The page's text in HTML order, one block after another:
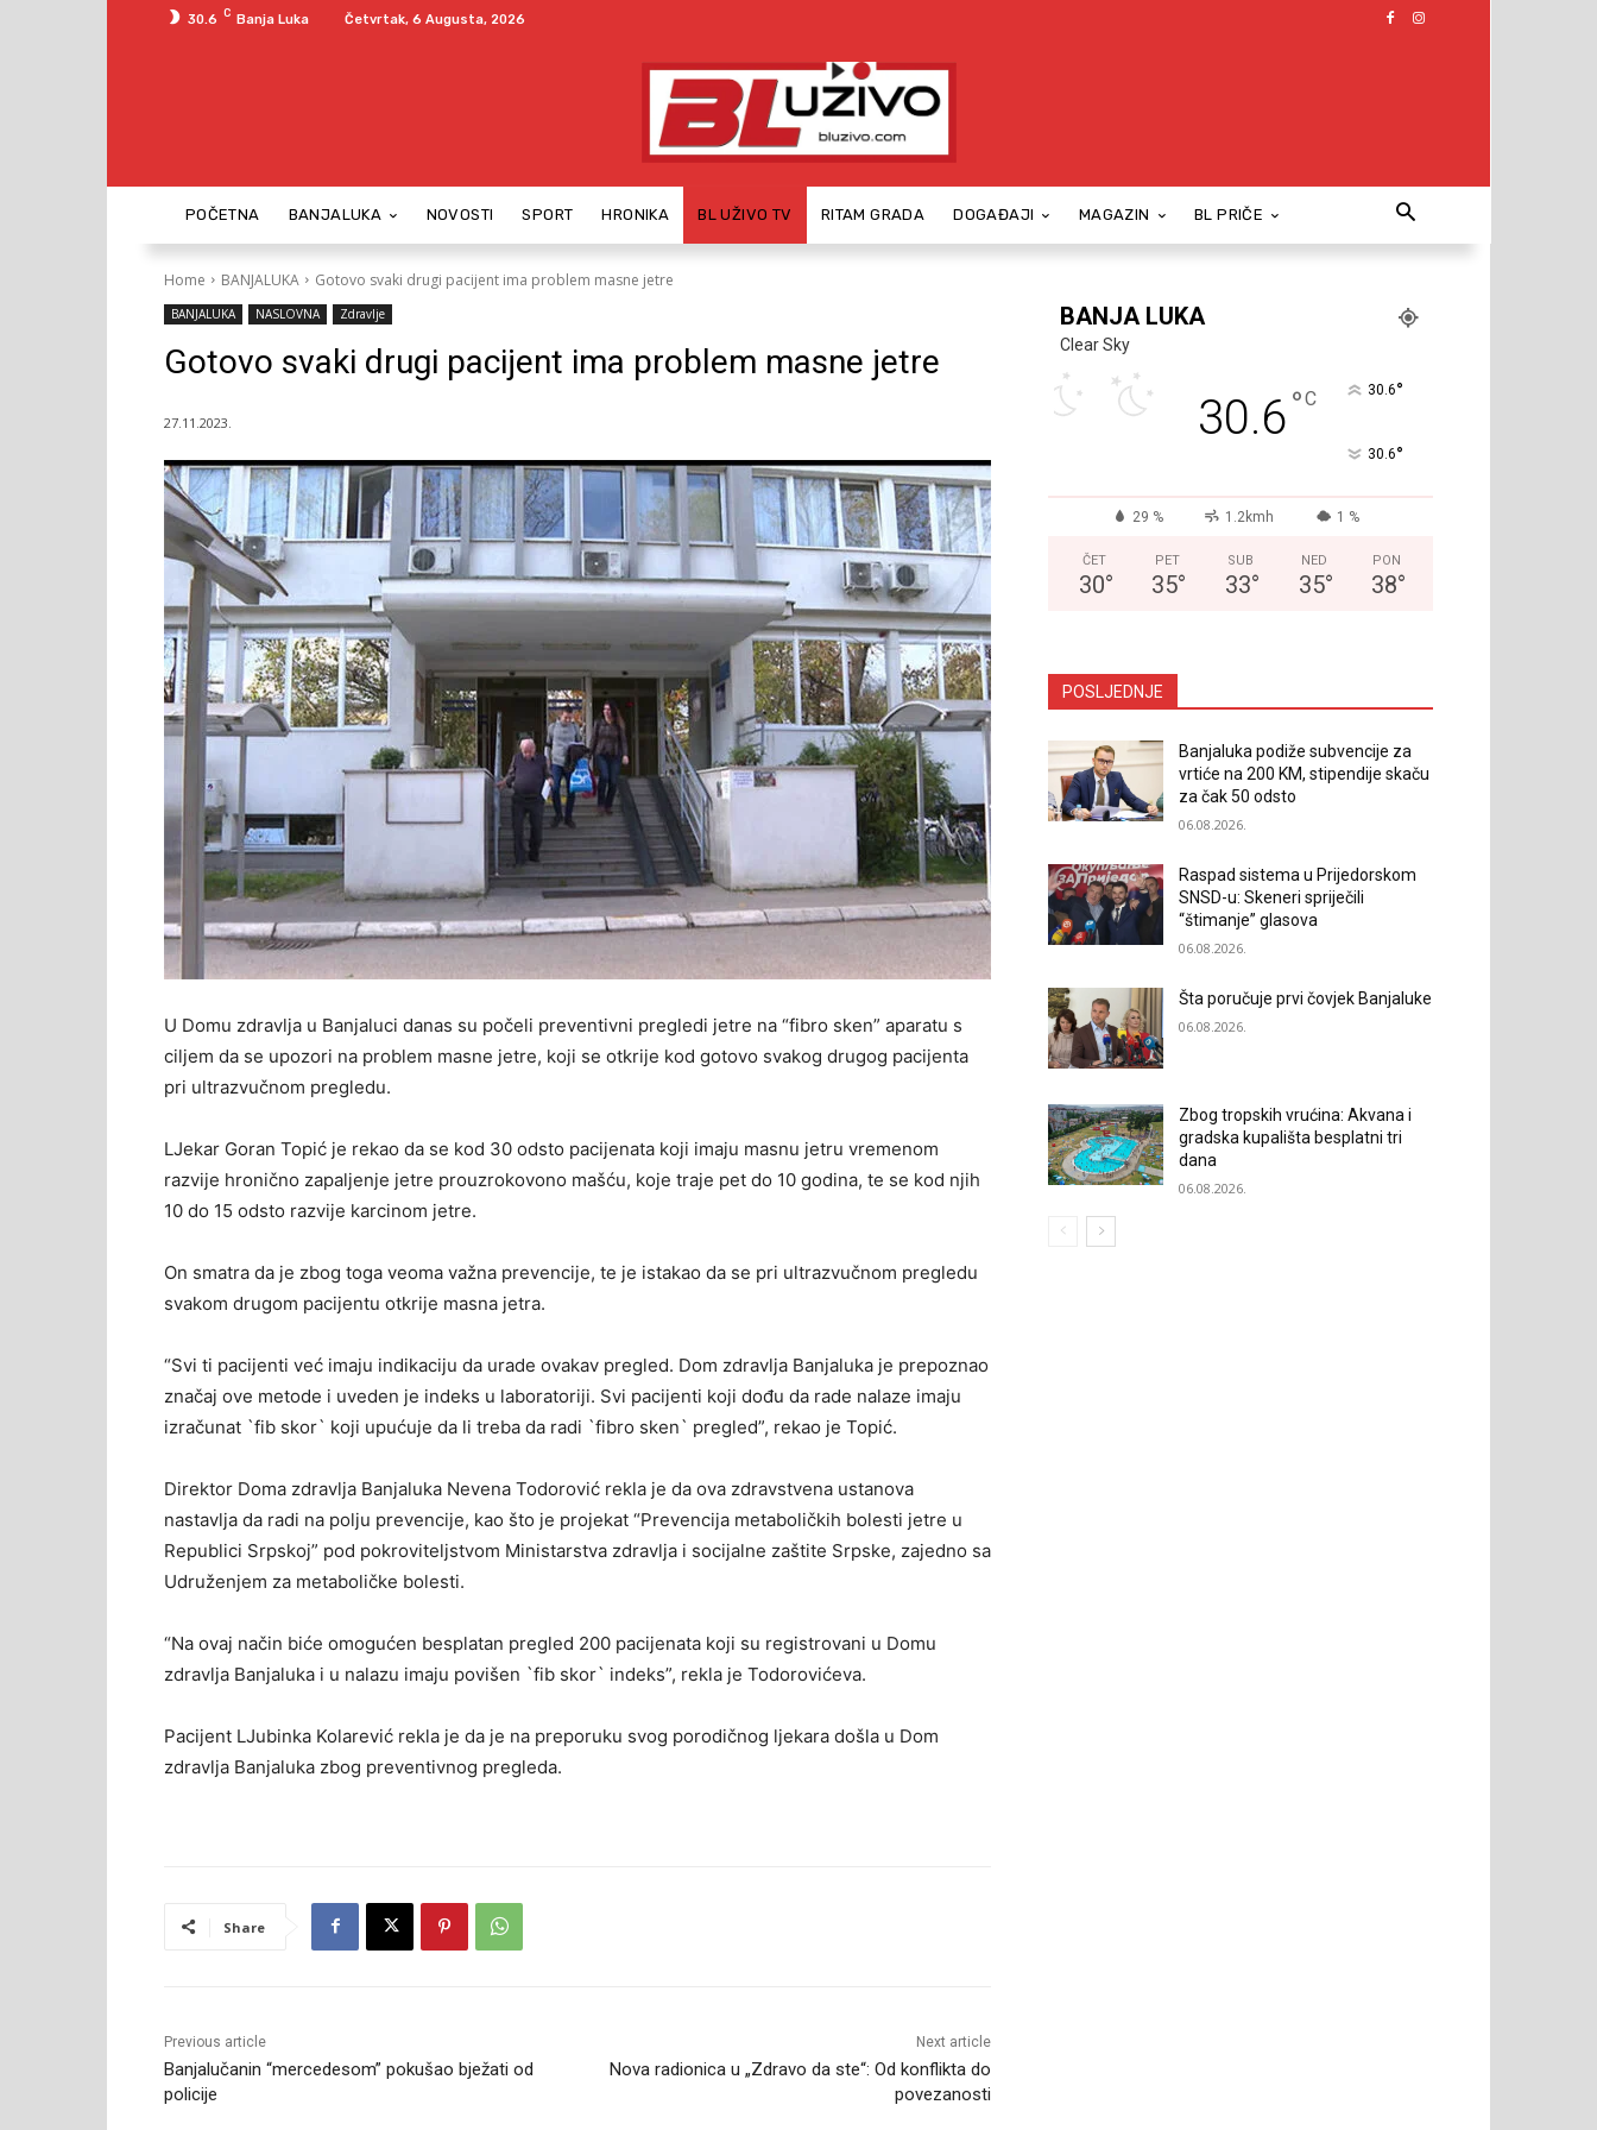
30.6 C Banja Luka Četvrtak, 6 Augusta, 2026
POČETNA BANJALUKA NOVOSTI SPORT HRONIKA BL UŽIVO TV RITAM GRADA DOGAĐAJI MAGAZIN BL PRIČE
Home BANJALUKA Gotovo svaki drugi pacijent ima problem masne jetre
BANJALUKA NASLOVNA Zdravlje
Gotovo svaki drugi pacijent ima problem masne jetre
27.11.2023.
U Domu zdravlja u Banjaluci danas su počeli preventivni pregledi jetre na “fibro sken” aparatu s
ciljem da se upozori na problem masne jetre, koji se otkrije kod gotovo svakog drugog pacijenta
pri ultrazvučnom pregledu.
LJekar Goran Topić je rekao da se kod 30 odsto pacijenata koji imaju masnu jetru vremenom
razvije hronično zapaljenje jetre prouzrokovono mašću, koje traje pet do 10 godina, te se kod njih
10 do 15 odsto razvije karcinom jetre.
On smatra da je zbog toga veoma važna prevencije, te je istakao da se pri ultrazvučnom pregledu
svakom drugom pacijentu otkrije masna jetra.
“Svi ti pacijenti već imaju indikaciju da urade ovakav pregled. Dom zdravlja Banjaluka je prepoznao
značaj ove metode i uveden je indeks u laboratoriji. Svi pacijenti koji dođu da rade nalaze imaju
izračunat `fib skor` koji upućuje da li treba da radi `fibro sken` pregled”, rekao je Topić.
Direktor Doma zdravlja Banjaluka Nevena Todorović rekla je da ova zdravstvena ustanova
nastavlja da radi na polju prevencije, kao što je projekat “Prevencija metaboličkih bolesti jetre u
Republici Srpskoj” pod pokroviteljstvom Ministarstva zdravlja i socijalne zaštite Srpske, zajedno sa
Udruženjem za metaboličke bolesti.
“Na ovaj način biće omogućen besplatan pregled 200 pacijenata koji su registrovani u Domu
zdravlja Banjaluka i u nalazu imaju povišen `fib skor` indeks”, rekla je Todorovićeva.
Pacijent LJubinka Kolarević rekla je da je na preporuku svog porodičnog ljekara došla u Dom
zdravlja Banjaluka zbog preventivnog pregleda.
Share
Previous article
Banjalučanin “mercedesom” pokušao bježati od
policije
Next article
Nova radionica u „Zdravo da ste“: Od konflikta do
povezanosti
BANJA LUKA
Clear Sky
30.6°C 30.6°
30.6°
29 % 1.2kmh 1 %
ČET
30°
PET
35°
SUB
33°
NED
35°
PON
38°
POSLJEDNJE
Banjaluka podiže subvencije za
vrtiće na 200 KM, stipendije skaču
za čak 50 odsto
06.08.2026.
Raspad sistema u Prijedorskom
SNSD-u: Skeneri spriječili
“štimanje” glasova
06.08.2026.
Šta poručuje prvi čovjek Banjaluke
06.08.2026.
Zbog tropskih vrućina: Akvana i
gradska kupališta besplatni tri
dana
06.08.2026.